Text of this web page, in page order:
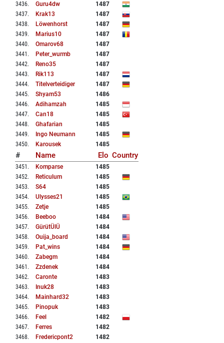
3436. Guru4dw
1487
3437. Krak13
1487
3438. Löwenhorst
1487
3439. Marius10
1487
3440. Omarov68
1487
3441 . Peter_wurmb
1487
3442. Reno35
1487
3443. Rik113
1487
3444. Titelverteidiger
1487
3445. Shyam53
1486
3446. Adihamzah
1485
3447. Can18
1485
3448. Ghafarian
1485
3449. Ingo Neumann
1485
3450. Karousek 1485
# Name Elo Country
3451 . Komparse
1485
3452. Reticulum
1485
3453. S64
1485
3454. Ulysses21
1485
3455. Zetje
1485
3456. Beeboo
1484
3457. GürütÜlÜ
1484
3458. Ouija_board
1484
3459. Pat_wins
1484
3460. Zabegm
1484
3461 . Zzdenek
1484
3462. Caronte
1483
3463. Inuk28
1483
3464. Mainhard32
1483
3465. Pinopuk
1483
3466. Feel
1482
3467. Ferres
1482
3468. Fredericpont2
1482